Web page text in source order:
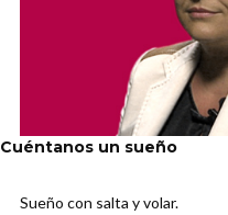
Cuéntanos un sueño
Sueño con salta y volar.